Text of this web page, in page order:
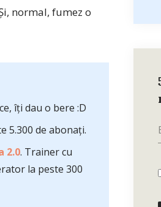
normal, fumez o
îți dau o bere :D
5.300 de abonați.
2.0. Trainer cu
la peste 300